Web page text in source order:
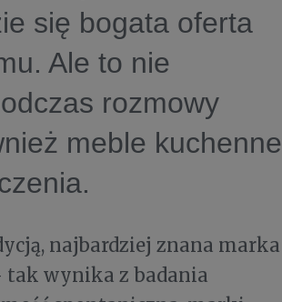
się bogata oferta
Ale to nie
rozmowy
meble kuchenne
najbardziej znana marka
tak wynika z badania